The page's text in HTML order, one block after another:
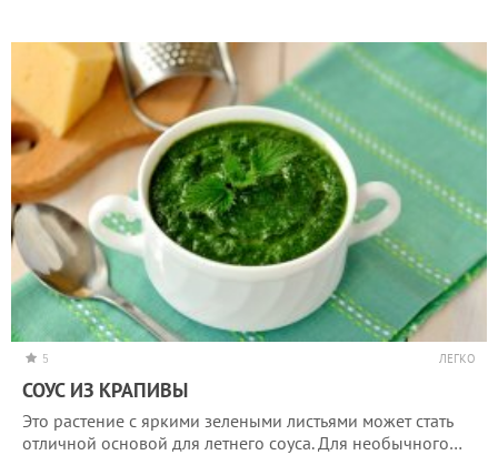
5 ЛЕГКО
СОУС ИЗ КРАПИВЫ
Это растение с яркими зелеными листьями может стать
отличной основой для летнего соуса. Для необычного…